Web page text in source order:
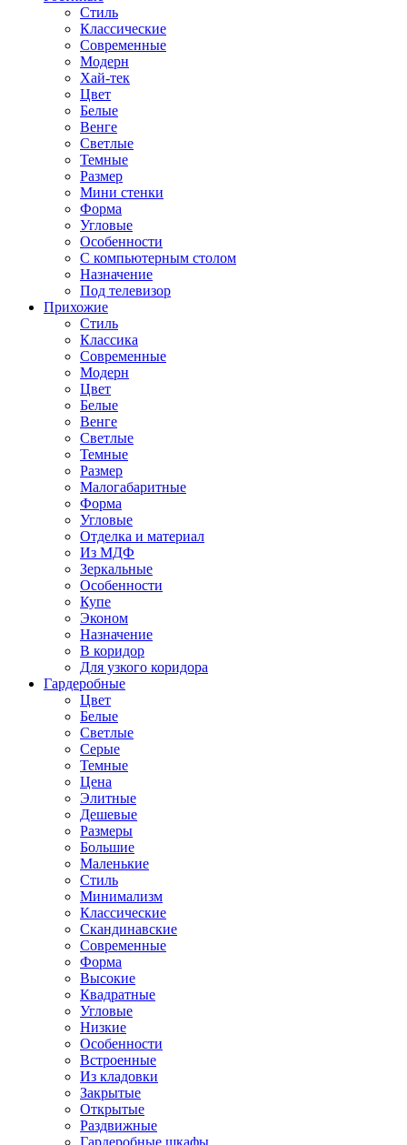
Стиль
Классические
Современные
Модерн
Хай-тек
Цвет
Белые
Венге
Светлые
Темные
Размер
Мини стенки
Форма
Угловые
Особенности
С компьютерным столом
Назначение
Под телевизор
Прихожие
Стиль
Классика
Современные
Модерн
Цвет
Белые
Венге
Светлые
Темные
Размер
Малогабаритные
Форма
Угловые
Отделка и материал
Из МДФ
Зеркальные
Особенности
Купе
Эконом
Назначение
В коридор
Для узкого коридора
Гардеробные
Цвет
Белые
Светлые
Серые
Темные
Цена
Элитные
Дешевые
Размеры
Большие
Маленькие
Стиль
Минимализм
Классические
Скандинавские
Современные
Форма
Высокие
Квадратные
Угловые
Низкие
Особенности
Встроенные
Из кладовки
Закрытые
Открытые
Раздвижные
Гардеробные шкафы